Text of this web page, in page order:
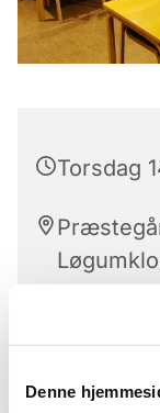
Denne
Torsdag
hver torsdag i